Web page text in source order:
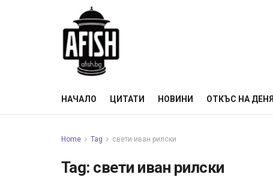
НАЧАЛО ЦИТАТИ НОВИНИ ОТКЪС НА ДЕНЯ
Home Tag свети иван рилски
Tag: свети иван рилски